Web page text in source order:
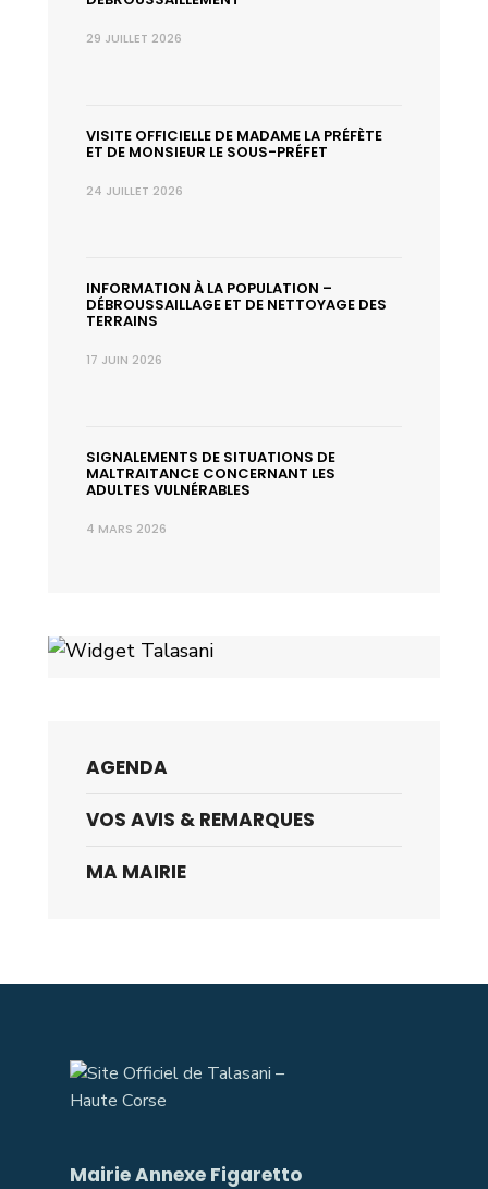
29 JUILLET 2026
VISITE OFFICIELLE DE MADAME LA PRÉFÈTE
ET DE MONSIEUR LE SOUS-PRÉFET
24 JUILLET 2026
INFORMATION À LA POPULATION –
DÉBROUSSAILLAGE ET DE NETTOYAGE DES
TERRAINS
17 JUIN 2026
SIGNALEMENTS DE SITUATIONS DE
MALTRAITANCE CONCERNANT LES
ADULTES VULNÉRABLES
4 MARS 2026
AGENDA
VOS AVIS & REMARQUES
MA MAIRIE
Mairie Annexe Figaretto